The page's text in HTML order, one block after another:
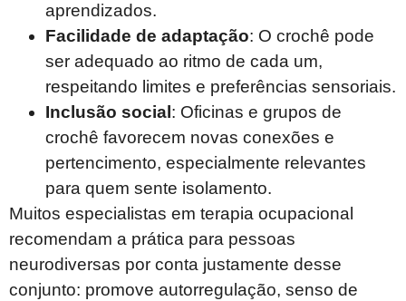
aprendizados.
Facilidade de adaptação: O crochê pode
ser adequado ao ritmo de cada um,
respeitando limites e preferências sensoriais.
Inclusão social : Oficinas e grupos de
crochê favorecem novas conexões e
pertencimento, especialmente relevantes
para quem sente isolamento.
Muitos especialistas em terapia ocupacional
recomendam a prática para pessoas
neurodiversas por conta justamente desse
conjunto: promove autorregulação, senso de